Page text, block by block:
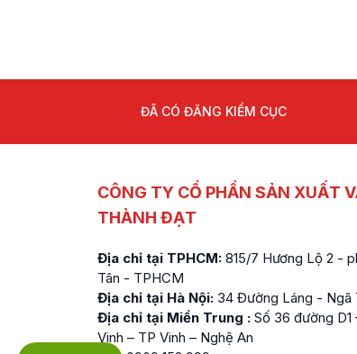
ĐÃ CÓ ĐĂNG KIỂM CỤC
CÔNG TY CỔ PHẦN SẢN XUẤT
THÀNH ĐẠT
Địa chỉ tại TPHCM: 815/7 Hương Lộ 2 -
Tân - TPHCM
Địa chỉ tại Hà Nội: 34 Đường Láng - Ngã
Địa chỉ tại Miền Trung : Số 36 đường
Vinh – TP Vinh – Nghệ An